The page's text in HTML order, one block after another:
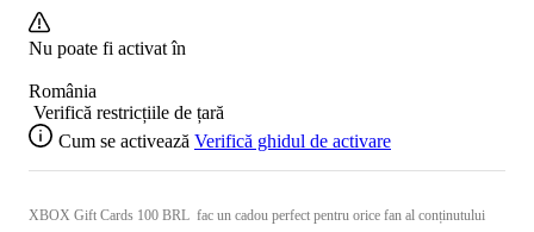
Nu poate fi activat în
România
Verifică restricțiile de țară
Cum se activează Verifică ghidul de activare
XBOX Gift Cards 100 BRL fac un cadou perfect pentru orice fan al conținutului